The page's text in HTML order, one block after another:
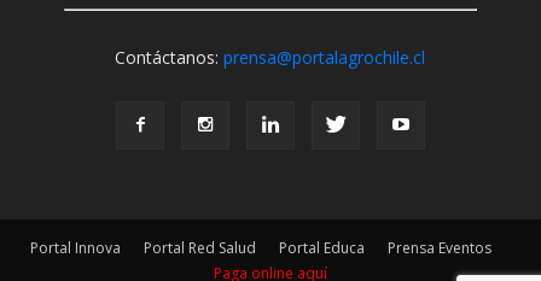
Contáctanos:prensa@portalagrochile.cl
Portal Innova Portal Red Salud Portal Educa
Prensa Eventos
Paga online aquí